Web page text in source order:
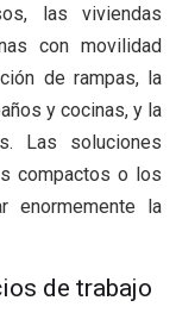
las viviendas
con movilidad
de rampas, la
y cocinas, y la
Las soluciones
compactos o los
enormemente la
de trabajo